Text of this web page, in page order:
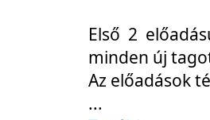
Első 2
minden új
Az előadások
...